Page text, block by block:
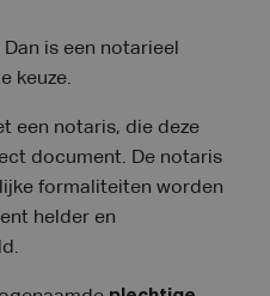
is een notarieel
keuze.
een notaris, die deze
document. De notaris
formaliteiten worden
helder en